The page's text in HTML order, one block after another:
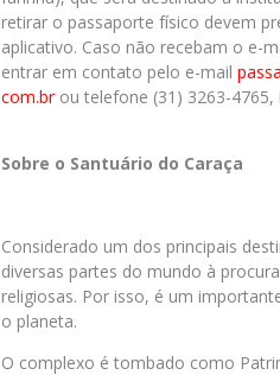
retirar o passaporte físico devem
aplicativo. Caso não recebam o e-
entrar em contato pelo e-mail
com.brou telefone (31) 3263-
Sobre o Santuário do Caraça
Considerado um dos principais
diversas partes do mundo à
religiosas. Por isso, é um
o planeta.
O complexo é tombado como